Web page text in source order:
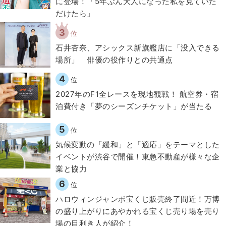
だけたら」
3 位
石井杏奈、アシックス新旗艦店に「没入できる
場所」 俳優の役作りとの共通点
4 位
2027年のF1全レースを現地観戦！ 航空券・宿
泊費付き「夢のシーズンチケット」が当たる
5 位
気候変動の「緩和」と「適応」をテーマとした
イベントが渋谷で開催！東急不動産が様々な企
業と協力
6 位
ハロウィンジャンボ宝くじ販売終了間近！万博
の盛り上がりにあやかれる宝くじ売り場を売り
場の目利き人が紹介！